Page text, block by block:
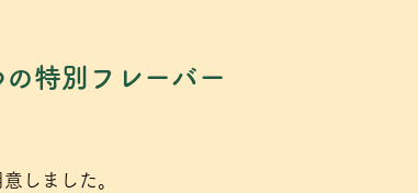
特別フレーバー
しました。